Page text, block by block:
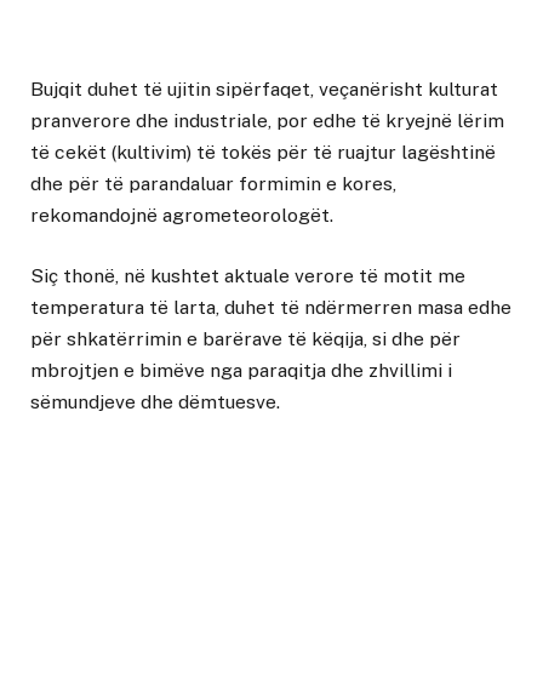
Bujqit duhet të ujitin sipërfaqet, veçanërisht kulturat
pranverore dhe industriale, por edhe të kryejnë lërim
të cekët (kultivim) të tokës për të ruajtur lagështinë
dhe për të parandaluar formimin e kores,
rekomandojnë agrometeorologët.
Siç thonë, në kushtet aktuale verore të motit me
temperatura të larta, duhet të ndërmerren masa edhe
për shkatërrimin e barërave të këqija, si dhe për
mbrojtjen e bimëve nga paraqitja dhe zhvillimi i
sëmundjeve dhe dëmtuesve.